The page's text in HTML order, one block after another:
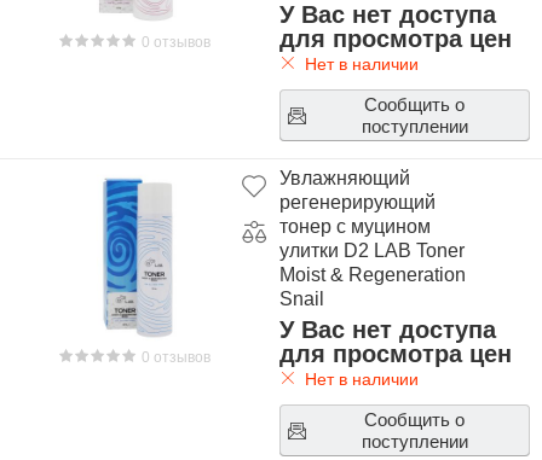
0 отзывов
У Вас нет доступа
для просмотра цен
Нет в наличии
Сообщить о
поступлении
0 отзывов
Увлажняющий
регенерирующий
тонер с муцином
улитки D2 LAB Toner
Moist & Regeneration
Snail
У Вас нет доступа
для просмотра цен
Нет в наличии
Сообщить о
поступлении